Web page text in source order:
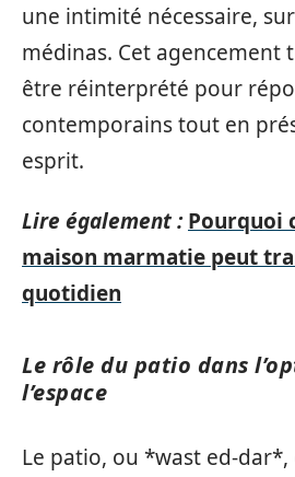
une intimité nécessaire,
médinas. Cet
être réinterprété pour
contemporains tout en
esprit.
Lire également : Pourquoi
maison marmatie peut
quotidien
Le rôle du patio dans
l’espace
Le patio, ou *wast ed-